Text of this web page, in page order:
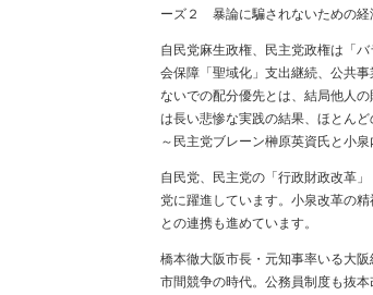
ーズ２ 暴論に騙されないための経
自民党麻生政権、民主党政権は「
会保障「聖域化」支出継続、公共
ないでの配分優先とは、結局他人
は長い悲惨な実践の結果、ほとん
～民主党ブレーン榊原英資氏と小
自民党、民主党の「行政財政改革
党に躍進しています。小泉改革の
との連携も進めています。
橋本徹大阪市長・元知事率いる大
市間競争の時代。公務員制度も抜